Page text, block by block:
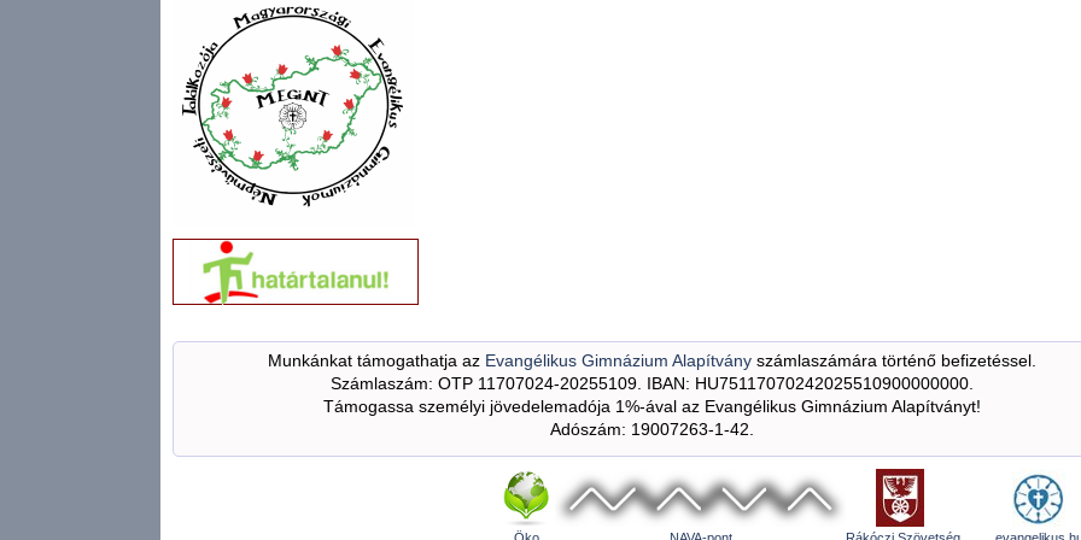
Munkánkat támogathatja az Evangélikus Gimnázium Alapítványszámlaszámára történő befizetéssel.
Számlaszám: OTP 11707024-20255109. IBAN: HU75117070242025510900000000.
Támogassa személyi jövedelemadója 1%-ával az Evangélikus Gimnázium Alapítványt!
Adószám: 19007263-1-42.